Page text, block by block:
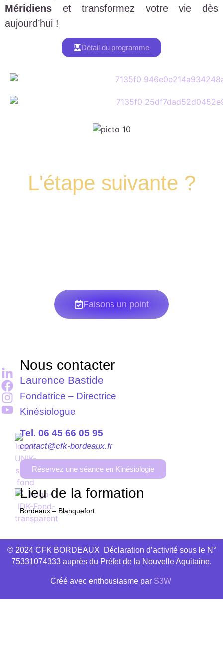
Méridiens et transformez votre vie dès
aujourd’hui !
Détail du programme
L'étape suivante ?
Faisons un point
Nous contacter
Laurence Bastide
Fondatrice – Directrice
Kinésiologue
Tel. 06 45 66 05 95
contact@cfk-bordeaux.fr
Réservez une séance en Kinésiologie
Lieu de la formation
Bordeaux – Blanquefort
© 2024 CFK BORDEAUX Déclaration d’activité sous le N°
75331074333 auprès du Préfet de la Nouvelle Aquitaine.
Créé avec enthousiasmepar S3W